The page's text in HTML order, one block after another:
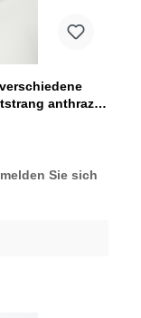
anthrazit
Sie sich